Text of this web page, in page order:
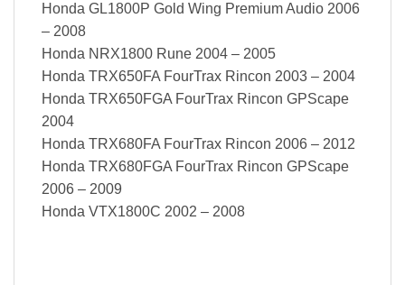
Honda GL1800P Gold Wing Premium Audio 2006
– 2008
Honda NRX1800 Rune 2004 – 2005
Honda TRX650FA FourTrax Rincon 2003 – 2004
Honda TRX650FGA FourTrax Rincon GPScape
2004
Honda TRX680FA FourTrax Rincon 2006 – 2012
Honda TRX680FGA FourTrax Rincon GPScape
2006 – 2009
Honda VTX1800C 2002 – 2008